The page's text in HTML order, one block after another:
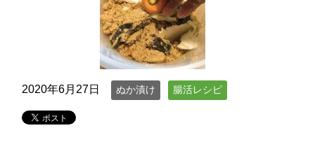
2020年6月27日 ぬか漬け 腸活レシピ